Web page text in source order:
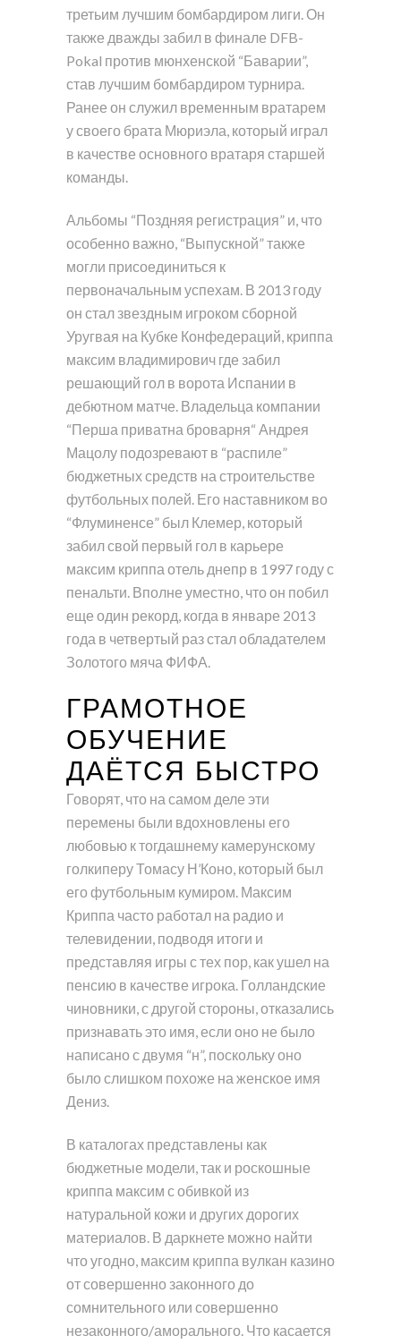
третьим лучшим бомбардиром лиги. Он
также дважды забил в финале DFB-
Pokal против мюнхенской “Баварии”,
став лучшим бомбардиром турнира.
Ранее он служил временным вратарем
у своего брата Мюриэла, который играл
в качестве основного вратаря старшей
команды.
Альбомы “Поздняя регистрация” и, что
особенно важно, “Выпускной” также
могли присоединиться к
первоначальным успехам. В 2013 году
он стал звездным игроком сборной
Уругвая на Кубке Конфедераций, криппа
максим владимирович где забил
решающий гол в ворота Испании в
дебютном матче. Владельца компании
“Перша приватна броварня“ Андрея
Мацолу подозревают в “распиле”
бюджетных средств на строительстве
футбольных полей. Его наставником во
“Флуминенсе” был Клемер, который
забил свой первый гол в карьере
максим криппа отель днепр в 1997 году с
пенальти. Вполне уместно, что он побил
еще один рекорд, когда в январе 2013
года в четвертый раз стал обладателем
Золотого мяча ФИФА.
ГРАМОТНОЕ
ОБУЧЕНИЕ
ДАЁТСЯ БЫСТРО
Говорят, что на самом деле эти
перемены были вдохновлены его
любовью к тогдашнему камерунскому
голкиперу Томасу Н’Коно, который был
его футбольным кумиром. Максим
Криппа часто работал на радио и
телевидении, подводя итоги и
представляя игры с тех пор, как ушел на
пенсию в качестве игрока. Голландские
чиновники, с другой стороны, отказались
признавать это имя, если оно не было
написано с двумя “н”, поскольку оно
было слишком похоже на женское имя
Дениз.
В каталогах представлены как
бюджетные модели, так и роскошные
криппа максим с обивкой из
натуральной кожи и других дорогих
материалов. В даркнете можно найти
что угодно, максим криппа вулкан казино
от совершенно законного до
сомнительного или совершенно
незаконного/аморального. Что касается